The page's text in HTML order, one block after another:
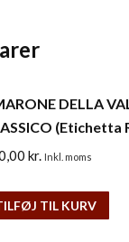
DELLA
(Etichetta
kr. Inkl. moms
TIL KURV